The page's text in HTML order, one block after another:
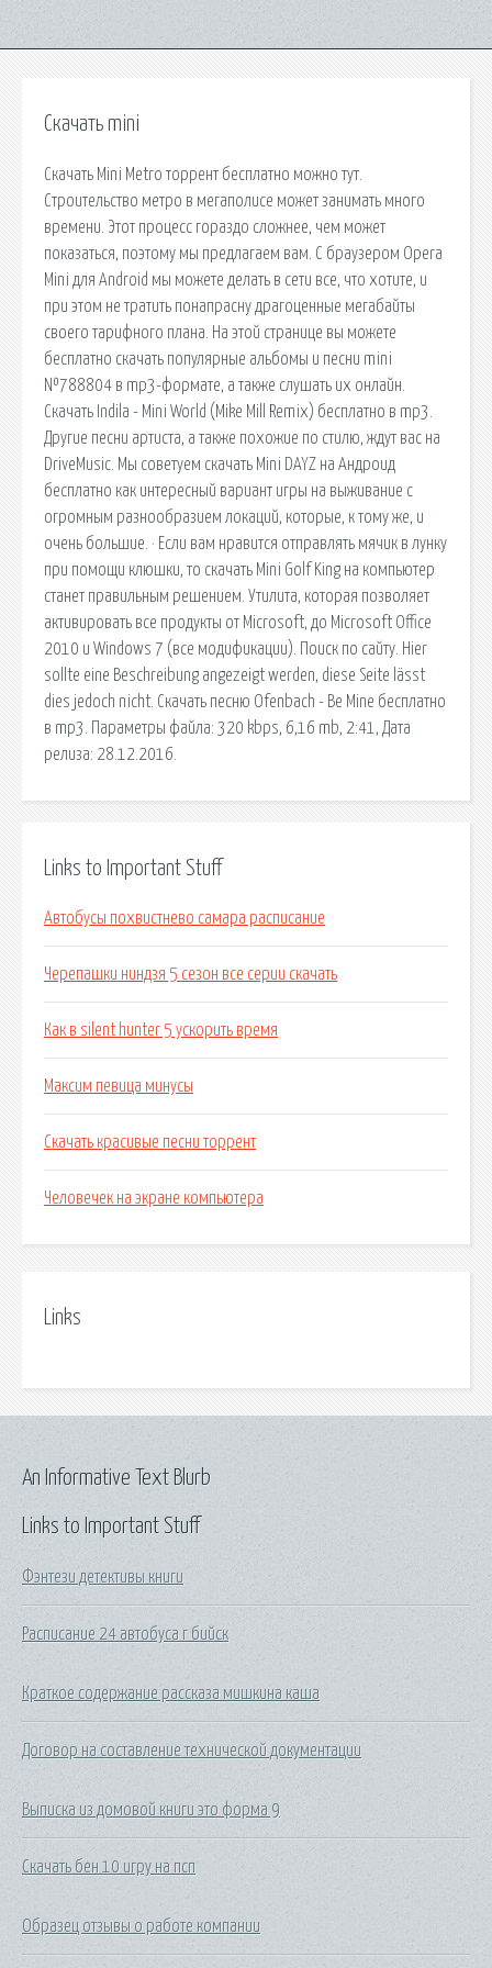
Скачать mini
Скачать Mini Metro торрент бесплатно можно тут.
Строительство метро в мегаполисе может занимать много
времени. Этот процесс гораздо сложнее, чем может
показаться, поэтому мы предлагаем вам. С браузером Opera
Mini для Android мы можете делать в сети все, что хотите, и
при этом не тратить понапрасну драгоценные мегабайты
своего тарифного плана. На этой странице вы можете
бесплатно скачать популярные альбомы и песни mini
№788804 в mp3-формате, а также слушать их онлайн.
Скачать Indila - Mini World (Mike Mill Remix) бесплатно в mp3.
Другие песни артиста, а также похожие по стилю, ждут вас на
DriveMusic. Мы советуем скачать Mini DAYZ на Андроид
бесплатно как интересный вариант игры на выживание с
огромным разнообразием локаций, которые, к тому же, и
очень большие. · Если вам нравится отправлять мячик в лунку
при помощи клюшки, то скачать Mini Golf King на компьютер
станет правильным решением. Утилита, которая позволяет
активировать все продукты от Microsoft, до Microsoft Office
2010 и Windows 7 (все модификации). Поиск по сайту. Hier
sollte eine Beschreibung angezeigt werden, diese Seite lässt
dies jedoch nicht. Скачать песню Ofenbach - Be Mine бесплатно
в mp3. Параметры файла: 320 kbps, 6,16 mb, 2:41, Дата
релиза: 28.12.2016.
Links to Important Stuff
Автобусы похвистнево самара расписание
Черепашки ниндзя 5 сезон все серии скачать
Как в silent hunter 5 ускорить время
Максим певица минусы
Скачать красивые песни торрент
Человечек на экране компьютера
Links
Links to Important Stuff
Фэнтези детективы книги
Расписание 24 автобуса г бийск
Краткое содержание рассказа мишкина каша
Договор на составление технической документации
Выписка из домовой книги это форма 9
Скачать бен 10 игру на псп
Образец отзывы о работе компании
An Informative Text Blurb